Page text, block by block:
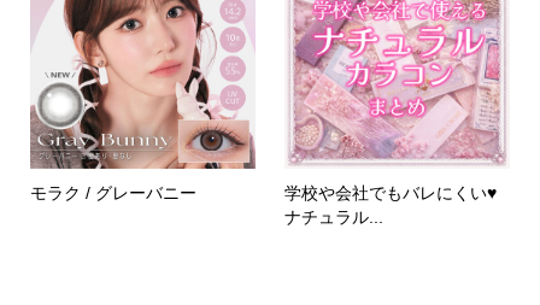
モラク / グレーバニー
学校や会社でもバレにくい♥
ナチュラル...